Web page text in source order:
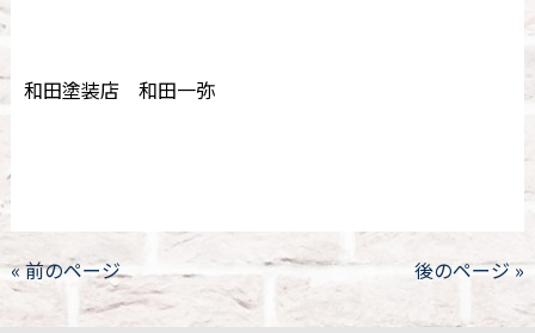
和田塗装店 和田一弥
« 前のページ 後のページ »